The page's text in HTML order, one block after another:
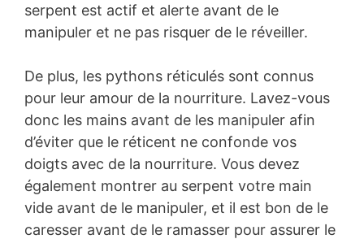
serpent est actif et alerte avant de le
manipuler et ne pas risquer de le réveiller.
De plus, les pythons réticulés sont connus
pour leur amour de la nourriture. Lavez-vous
donc les mains avant de les manipuler afin
d’éviter que le réticent ne confonde vos
doigts avec de la nourriture. Vous devez
également montrer au serpent votre main
vide avant de le manipuler, et il est bon de le
caresser avant de le ramasser pour assurer le